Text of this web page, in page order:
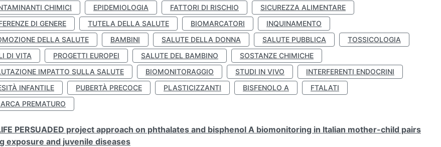
CHIMICI EPIDEMIOLOGIA FATTORI DI RISCHIO
SICUREZZA ALIMENTARE
DI GENERE
TUTELA DELLA SALUTE BIOMARCATORI
INQUINAMENTO
DELLA SALUTE
BAMBINI SALUTE DELLA DONNA SALUTE PUBBLICA
TOSSICOLOGIA
DI VITA
PROGETTI EUROPEI SALUTE DEL BAMBINO
SOSTANZE CHIMICHE
IMPATTO SULLA SALUTE
BIOMONITORAGGIO STUDI IN VIVO
INTERFERENTI ENDOCRINI
INFANTILE
PUBERTÀ PRECOCE PLASTICIZZANTI BISFENOLO A
FTALATI
PREMATURO
PERSUADED project approach on phthalates and bisphenol A biomonitoring in Italian mother-child pairs
exposure and juvenile diseases